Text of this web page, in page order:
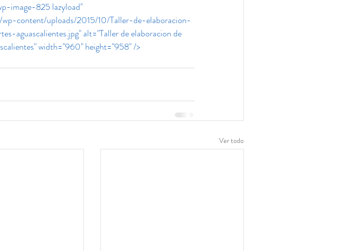
image-825 lazyload"
wp-content/uploads/2015/10/Taller-de-elaboracion-
aguascalientes.jpg" alt="Taller de elaboracion de
width="960" height="958" />
Ver todo